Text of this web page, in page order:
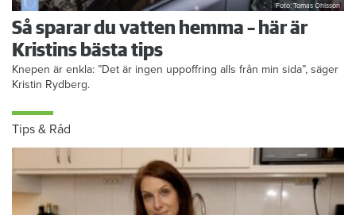
Foto: Tomas Ohlsson
Så sparar du vatten hemma – här är
Kristins bästa tips
Knepen är enkla: ”Det är ingen uppoffring alls från min sida”, säger
Kristin Rydberg.
Tips & Råd